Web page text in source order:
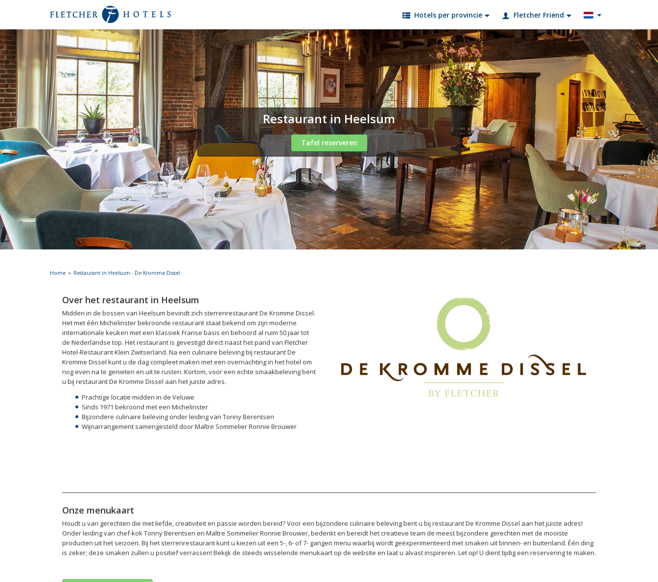
Hotels per provincie Fletcher Friend
Restaurant in Heelsum
Tafel reserveren
Home Restaurant in Heelsum - De Kromme Dissel
Over het restaurant in Heelsum
Midden in de bossen van Heelsum bevindt zich sterrenrestaurant De Kromme Dissel.
Het met één Michelinster bekroonde restaurant staat bekend om zijn moderne
internationale keuken met een klassiek Franse basis en behoord al ruim 50 jaar tot
de Nederlandse top. Het restaurant is gevestigd direct naast het pand van Fletcher
Hotel-Restaurant Klein Zwitserland. Na een culinaire beleving bij restaurant De
Kromme Dissel kunt u de dag compleet maken met een overnachting in het hotel om
nog even na te genieten en uit te rusten. Kortom, voor een echte smaakbeleving bent
u bij restaurant De Kromme Dissel aan het juiste adres.
Prachtige locatie midden in de Veluwe
Sinds 1971 bekroond met een Michelinster
Bijzondere culinaire beleving onder leiding van Tonny Berentsen
Wijnarrangement samengesteld door Maître Sommelier Ronnie Brouwer
Onze menukaart
Houdt u van gerechten die met liefde, creativiteit en passie worden bereid? Voor een bijzondere culinaire beleving bent u bij restaurant De Kromme Dissel aan het juiste adres!
Onder leiding van chef-kok Tonny Berentsen en Maître Sommelier Ronnie Brouwer, bedenkt en bereidt het creatieve team de meest bijzondere gerechten met de mooiste
producten uit het seizoen. Bij het sterrenrestaurant kunt u kiezen uit een 5-, 6- of 7- gangen menu waarbij wordt geëxperimenteerd met smaken uit binnen- en buitenland. Één ding
is zeker; deze smaken zullen u positief verrassen! Bekijk de steeds wisselende menukaart op de website en laat u alvast inspireren. Let op! U dient tijdig een reservering te maken.